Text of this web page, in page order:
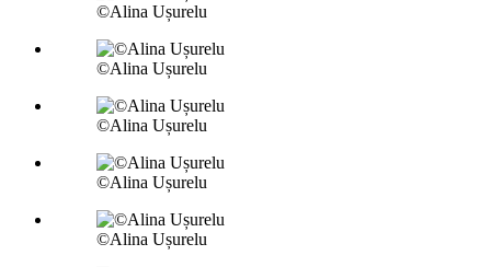
©Alina Ușurelu
©Alina Ușurelu
©Alina Ușurelu
©Alina Ușurelu
©Alina Ușurelu